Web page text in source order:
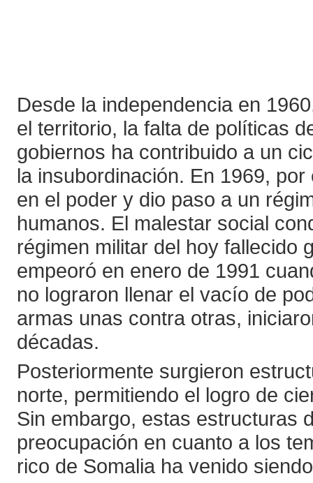
Desde la independencia en
el territorio, la falta de políticas
gobiernos ha contribuido a un
la insubordinación. En 1969,
en el poder y dio paso a un
humanos. El malestar social
régimen militar del hoy fallecido
empeoró en enero de 1991
no lograron llenar el vacío de
armas unas contra otras,
décadas.
Posteriormente surgieron
norte, permitiendo el logro de
Sin embargo, estas estructuras
preocupación en cuanto a los
rico de Somalia ha venido